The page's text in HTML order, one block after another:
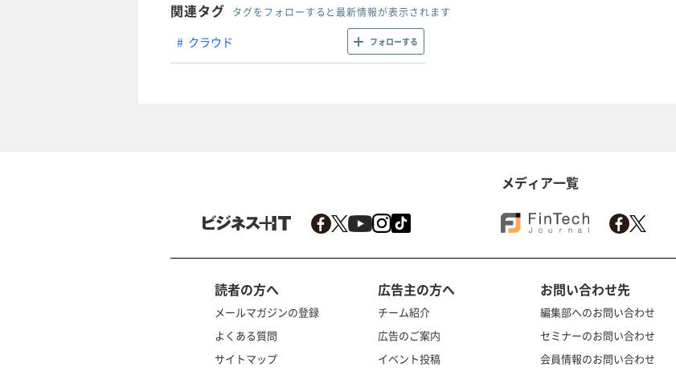
関連タグ タグをフォローすると最新情報が表示されます
クラウド フォローする
メディア一覧
読者の方へ
メールマガジンの登録
よくある質問
サイトマップ
広告主の方へ
チーム紹介
広告のご案内
イベント投稿
お問い合わせ先
編集部へのお問い合わせ
セミナーのお問い合わせ
会員情報のお問い合わせ